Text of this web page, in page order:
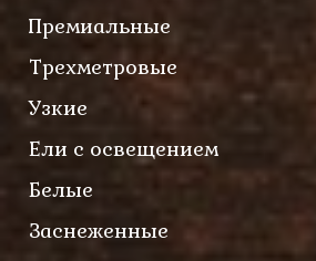
Премиальные
Трехметровые
Узкие
Ели с освещением
Белые
Заснеженные